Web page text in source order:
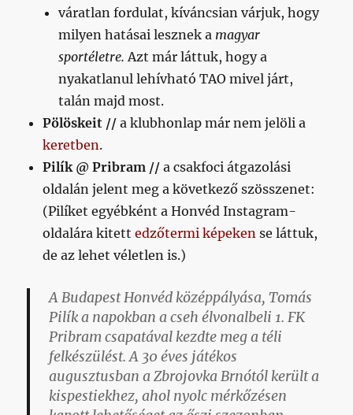
váratlan fordulat, kíváncsian várjuk, hogy
milyen hatásai lesznek a magyar
sportéletre. Azt már láttuk, hogy a
nyakatlanul lehívható TAO mivel járt,
talán majd most.
Pölöskeit //a klubhonlap már nem jelöli a
keretben.
Pilík @ Pribram //a csakfoci átgazolási
oldalán jelent meg a következő szösszenet:
(Pilíket egyébként a Honvéd Instagram-
oldalára kitettedzőtermi képeken se láttuk,
de az lehet véletlen is.)
A Budapest Honvéd középpályása,Tomás
Pilíka napokban a cseh élvonalbeli 1. FK
Pribram csapatával kezdte meg a téli
felkészülést. A 30 éves játékos
augusztusban a Zbrojovka Brnótól került a
kispestiekhez, ahol nyolc mérkőzésen